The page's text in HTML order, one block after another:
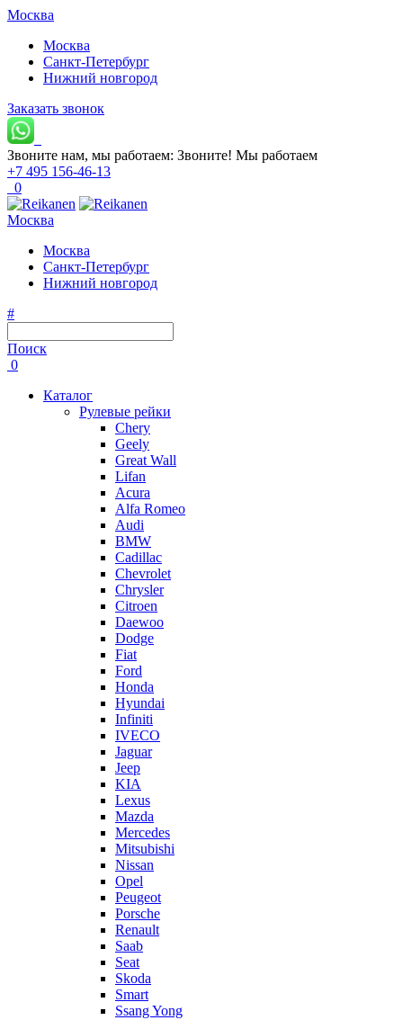
Москва
Москва
Санкт-Петербург
Нижний новгород
Заказать звонок
Звоните нам, мы работаем: Звоните! Мы работаем
+7 495 156-46-13
0
Москва
Москва
Санкт-Петербург
Нижний новгород
#
Поиск
0
Каталог
Рулевые рейки
Chery
Geely
Great Wall
Lifan
Acura
Alfa Romeo
Audi
BMW
Cadillac
Chevrolet
Chrysler
Citroen
Daewoo
Dodge
Fiat
Ford
Honda
Hyundai
Infiniti
IVECO
Jaguar
Jeep
KIA
Lexus
Mazda
Mercedes
Mitsubishi
Nissan
Opel
Peugeot
Porsche
Renault
Saab
Seat
Skoda
Smart
Ssang Yong